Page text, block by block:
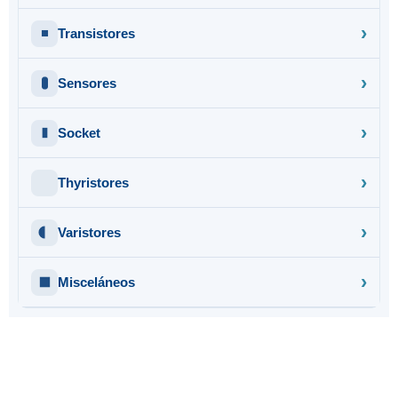
Transistores
Sensores
Socket
Thyristores
Varistores
Misceláneos